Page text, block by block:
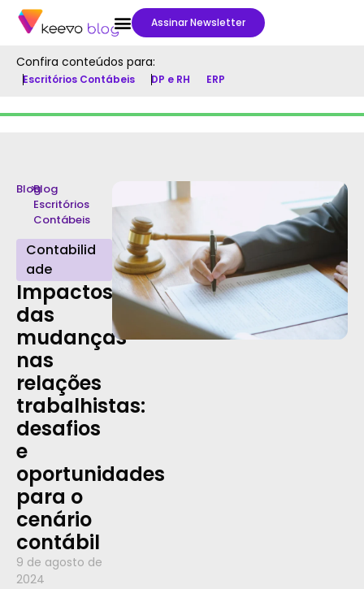
Assinar Newsletter
Confira conteúdos para:
Escritórios Contábeis DP e RH ERP
Blog
>Blog
Escritórios
Contábeis
Contabilid
ade
Impactos
das
mudanças
nas
relações
trabalhistas:
desafios
e
oportunidades
para o
cenário
contábil
9 de agosto de
2024